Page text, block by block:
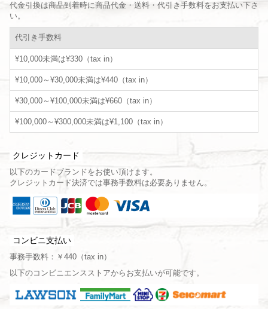
代金引換は商品到着時に商品代金・送料・代引き手数料をお支払い下さ
い。
代引き手数料
¥10,000未満は¥330（tax in）
¥10,000～¥30,000未満は¥440（tax in）
¥30,000～¥100,000未満は¥660（tax in）
¥100,000～¥300,000未満は¥1,100（tax in）
クレジットカード
以下のカードブランドをお使い頂けます。
クレジットカード決済では事務手数料は必要ありません。
コンビニ支払い
事務手数料：￥440（tax in）
以下のコンビニエンスストアからお支払いが可能です。